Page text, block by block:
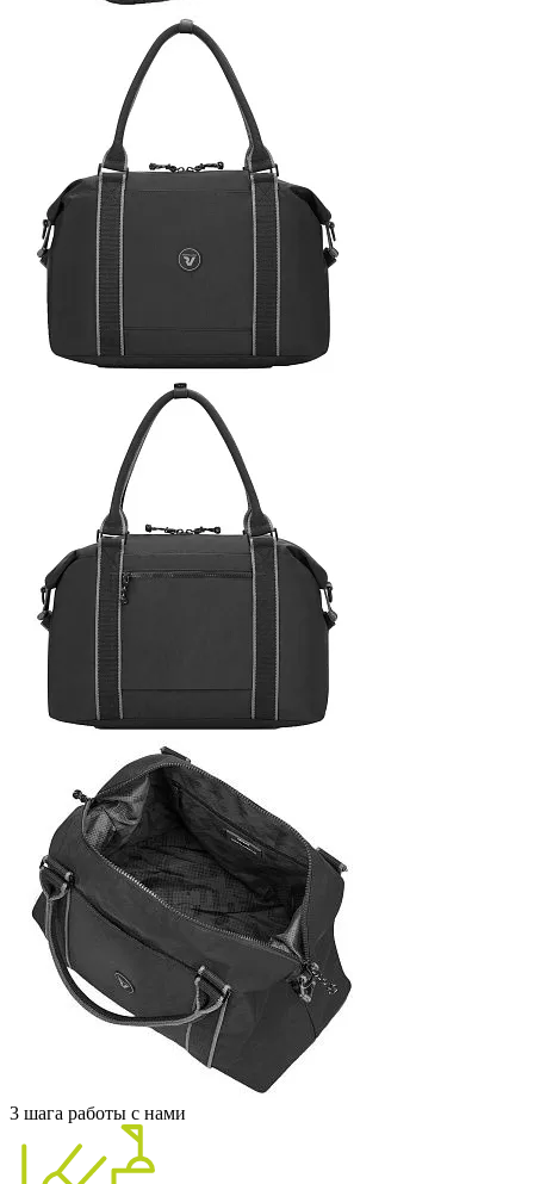
3 шага работы с нами